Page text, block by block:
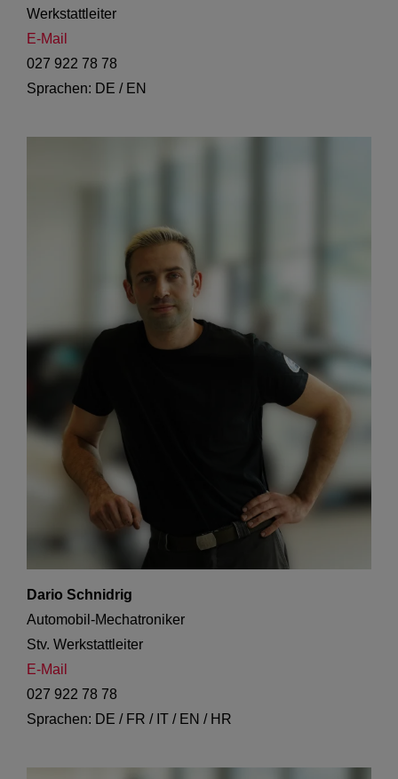
Werkstattleiter
E-Mail
027 922 78 78
Sprachen: DE / EN
Dario Schnidrig
Automobil-Mechatroniker
E-Mail
027 922 78 78
Sprachen: DE / FR / IT / EN / HR